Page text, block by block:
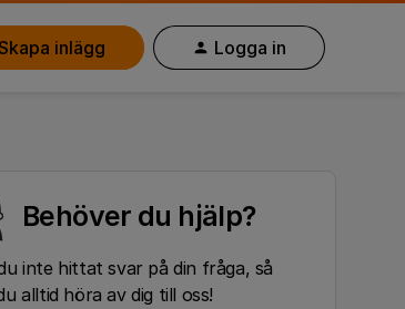
inlägg Logga in
Behöver du hjälp?
inte hittat svar på din fråga, så
alltid höra av dig till oss!